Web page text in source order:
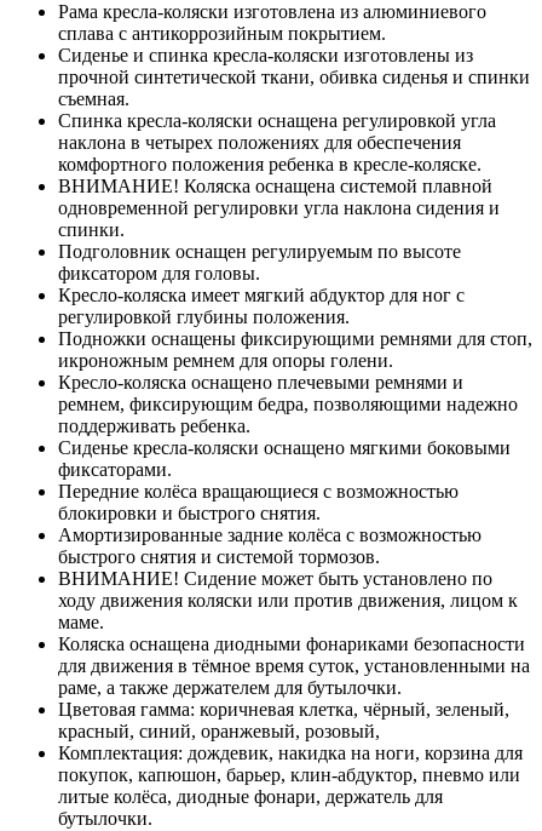
Рама кресла-коляски изготовлена из алюминиевого
сплава с антикоррозийным покрытием.
Сиденье и спинка кресла-коляски изготовлены из
прочной синтетической ткани, обивка сиденья и спинки
съемная.
Спинка кресла-коляски оснащена регулировкой угла
наклона в четырех положениях для обеспечения
комфортного положения ребенка в кресле-коляске.
ВНИМАНИЕ! Коляска оснащена системой плавной
одновременной регулировки угла наклона сидения и
спинки.
Подголовник оснащен регулируемым по высоте
фиксатором для головы.
Кресло-коляска имеет мягкий абдуктор для ног с
регулировкой глубины положения.
Подножки оснащены фиксирующими ремнями для стоп,
икроножным ремнем для опоры голени.
Кресло-коляска оснащено плечевыми ремнями и
ремнем, фиксирующим бедра, позволяющими надежно
поддерживать ребенка.
Сиденье кресла-коляски оснащено мягкими боковыми
фиксаторами.
Передние колёса вращающиеся с возможностью
блокировки и быстрого снятия.
Амортизированные задние колёса с возможностью
быстрого снятия и системой тормозов.
ВНИМАНИЕ! Сидение может быть установлено по
ходу движения коляски или против движения, лицом к
маме.
Коляска оснащена диодными фонариками безопасности
для движения в тёмное время суток, установленными на
раме, а также держателем для бутылочки.
Цветовая гамма: коричневая клетка, чёрный, зеленый,
красный, синий, оранжевый, розовый,
Комплектация: дождевик, накидка на ноги, корзина для
покупок, капюшон, барьер, клин-абдуктор, пневмо или
литые колёса, диодные фонари, держатель для
бутылочки.